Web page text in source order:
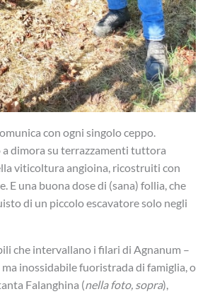
con ogni singolo ceppo.
a dimora su terrazzamenti tuttora
viticoltura angioina, ricostruiti con
E una buona dose di (sana) follia, che
di un piccolo escavatore solo negli
che intervallano i filari di Agnanum –
inossidabile fuoristrada di famiglia, o
Falanghina (nella foto, sopra),